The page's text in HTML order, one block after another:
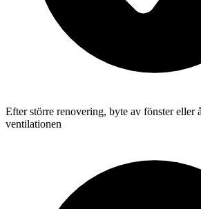
Efter större renovering, byte av fönster eller
ventilationen